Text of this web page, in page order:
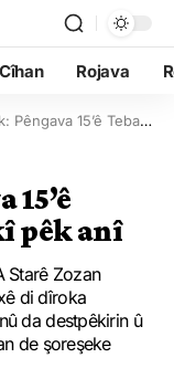
Cîhan Rojava
Tebaxê şoreşeke civakî pêk anî
15’ê
pêk anî
Starê Zozan
di dîroka
da destpêkirin û
de şoreşeke